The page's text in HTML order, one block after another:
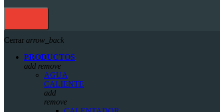
Cerrar arrow_back
PRODUCTOS
add remove
AGUA
CALIENTE
add
remove